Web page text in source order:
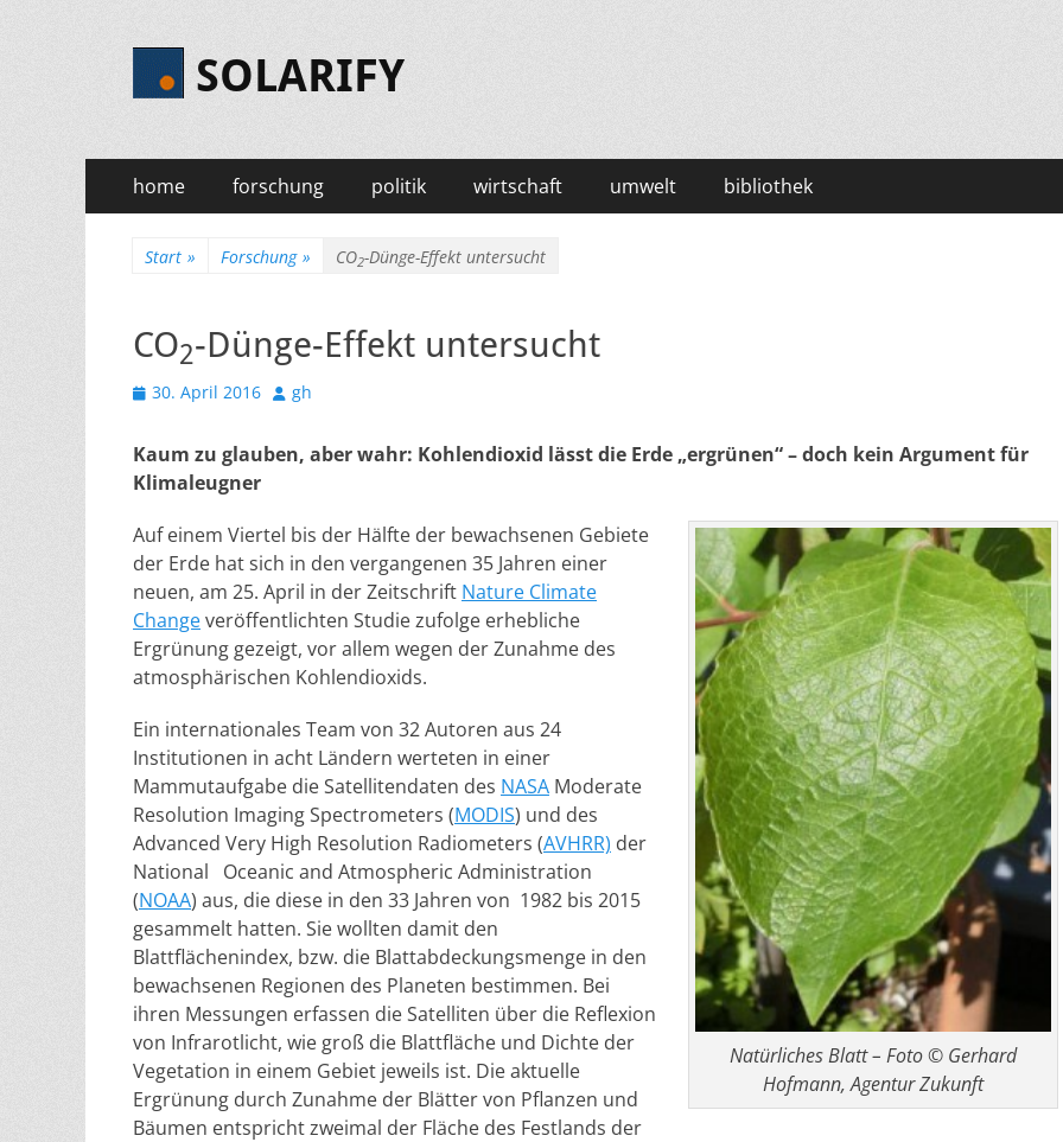
SOLARIFY
Primäres
Menü
Zum
Inhalt
home forschung politik wirtschaft umwelt bibliothek
Start » Forschung » CO2-Dünge-Effekt untersucht
CO2-Dünge-Effekt untersucht
Veröffentlicht
30. April 2016 Autor
gh
Kaum zu glauben, aber wahr: Kohlendioxid lässt die Erde „ergrünen“ – doch kein Argument für
Klimaleugner
Natürliches Blatt – Foto © Gerhard
Hofmann, Agentur Zukunft
Auf einem Viertel bis der Hälfte der bewachsenen Gebiete
der Erde hat sich in den vergangenen 35 Jahren einer
neuen, am 25. April in der Zeitschrift Nature Climate
Changeveröffentlichten Studie zufolge erhebliche
Ergrünung gezeigt, vor allem wegen der Zunahme des
atmosphärischen Kohlendioxids.
Ein internationales Team von 32 Autoren aus 24
Institutionen in acht Ländern werteten in einer
Mammutaufgabe die Satellitendaten des NASA Moderate
Resolution Imaging Spectrometers (MODIS) und des
Advanced Very High Resolution Radiometers (AVHRR) der
National Oceanic and Atmospheric Administration
(NOAA) aus, die diese in den 33 Jahren von 1982 bis 2015
gesammelt hatten. Sie wollten damit den
Blattflächenindex, bzw. die Blattabdeckungsmenge in den
bewachsenen Regionen des Planeten bestimmen. Bei
ihren Messungen erfassen die Satelliten über die Reflexion
von Infrarotlicht, wie groß die Blattfläche und Dichte der
Vegetation in einem Gebiet jeweils ist. Die aktuelle
Ergrünung durch Zunahme der Blätter von Pflanzen und
Bäumen entspricht zweimal der Fläche des Festlands der